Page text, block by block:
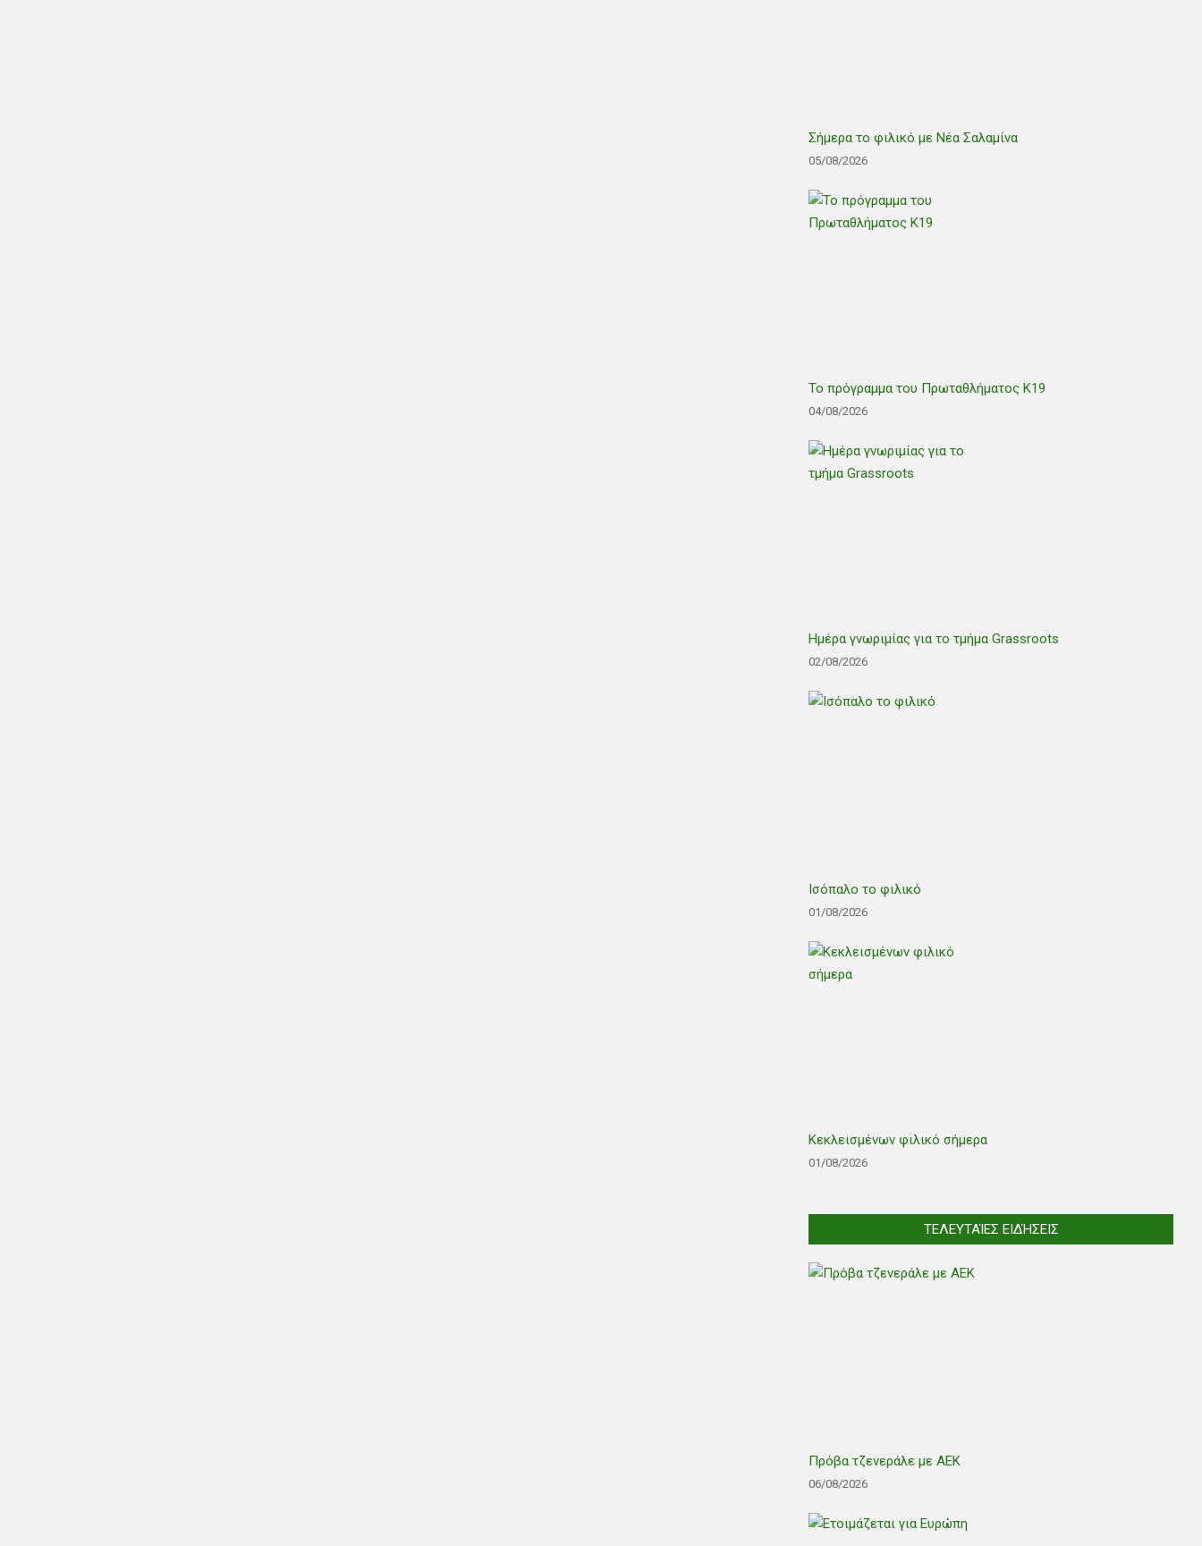
Σήμερα το φιλικό με Νέα Σαλαμίνα
05/08/2026
Το πρόγραμμα του Πρωταθλήματος Κ19
04/08/2026
Ημέρα γνωριμίας για το τμήμα Grassroots
02/08/2026
Ισόπαλο το φιλικό
01/08/2026
Κεκλεισμένων φιλικό σήμερα
01/08/2026
ΤΕΛΕΥΤΑΊΕΣ ΕΙΔΉΣΕΙΣ
Πρόβα τζενεράλε με ΑΕΚ
06/08/2026